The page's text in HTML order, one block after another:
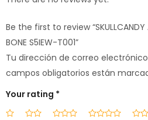
Be the first to review “SKULLCANDY
BONE S5IEW-T001”
Tu dirección de correo
campos obligatorios están
Your rating *